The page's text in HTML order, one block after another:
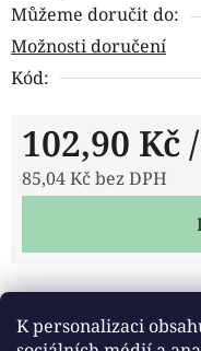
K personalizaci
Můžeme doručit do:
Možnosti doručení
Kód:
102,90 Kč
85,04 Kč bez DPH